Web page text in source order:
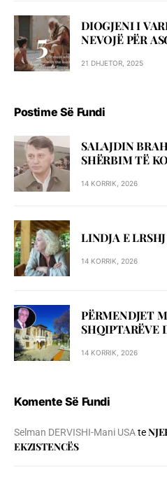
DIOGJENI I
NEVOJË PËR
21 DHJETOR, 2025
Postime Së Fundi
SALAJDIN
SHЁRBIM TЁ
14 KORRIK, 2026
LINDJA E LRSHJ
14 KORRIK, 2026
PËRMENDJET
SHQIPTARËVE
14 KORRIK, 2026
Komente Së Fundi
Selman DERVISHI-Mani USAte
EKZISTENCЁS